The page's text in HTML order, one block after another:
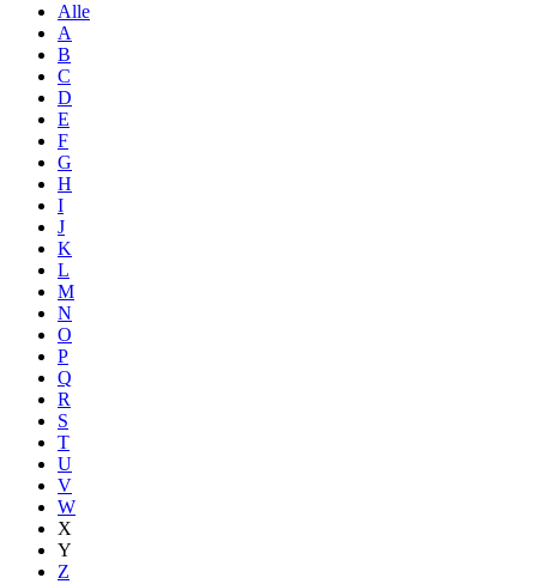
Alle
A
B
C
D
E
F
G
H
I
J
K
L
M
N
O
P
Q
R
S
T
U
V
W
X
Y
Z